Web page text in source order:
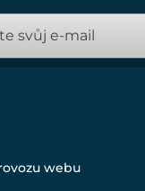
webu